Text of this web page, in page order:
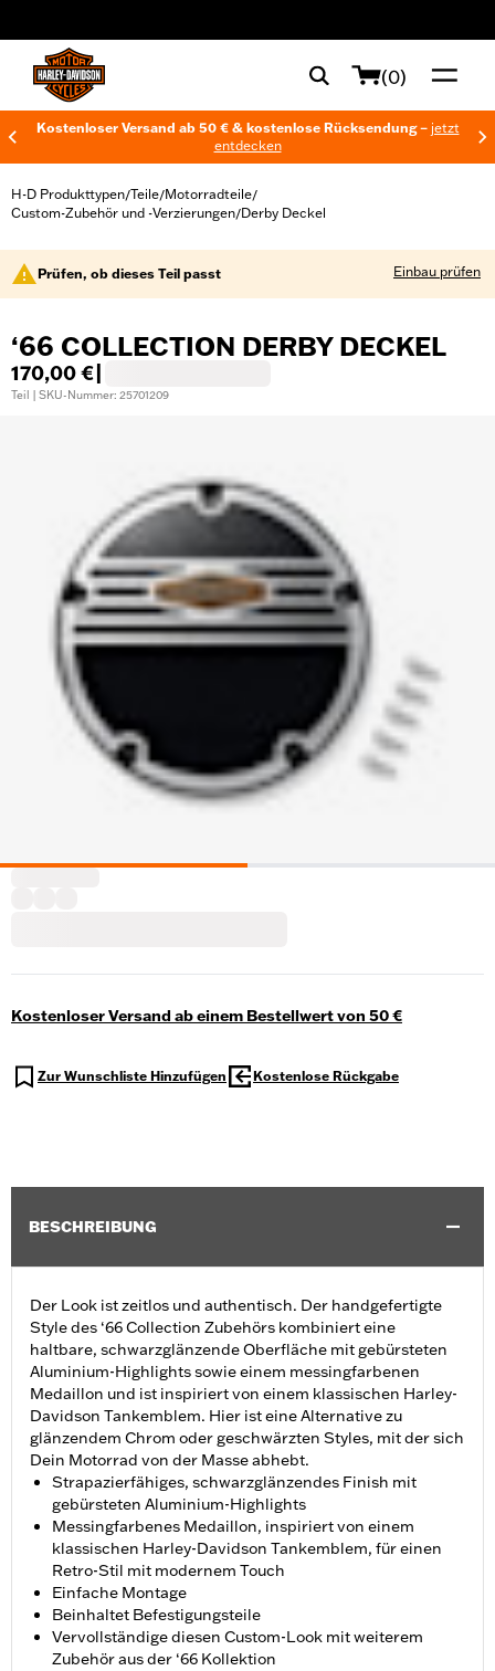
(0)
Kostenloser Versand ab 50 € & kostenlose Rücksendung – jetzt
entdecken
H-D Produkttypen/Teile/Motorradteile/
Custom-Zubehör und -Verzierungen/Derby Deckel
Prüfen, ob dieses Teil passt Einbau prüfen
‘66 COLLECTION DERBY DECKEL
170,00 €
Teil | SKU-Nummer: 25701209
Kostenloser Versand ab einem Bestellwert von 50 €
Zur Wunschliste Hinzufügen Kostenlose Rückgabe
BESCHREIBUNG
Der Look ist zeitlos und authentisch. Der handgefertigte
Style des ‘66 Collection Zubehörs kombiniert eine
haltbare, schwarzglänzende Oberfläche mit gebürsteten
Aluminium-Highlights sowie einem messingfarbenen
Medaillon und ist inspiriert von einem klassischen Harley-
Davidson Tankemblem. Hier ist eine Alternative zu
glänzendem Chrom oder geschwärzten Styles, mit der sich
Dein Motorrad von der Masse abhebt.
Strapazierfähiges, schwarzglänzendes Finish mit
gebürsteten Aluminium-Highlights
Messingfarbenes Medaillon, inspiriert von einem
klassischen Harley-Davidson Tankemblem, für einen
Retro-Stil mit modernem Touch
Einfache Montage
Beinhaltet Befestigungsteile
Vervollständige diesen Custom-Look mit weiterem
Zubehör aus der ‘66 Kollektion